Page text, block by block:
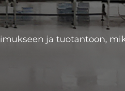
ja tuotantoon,